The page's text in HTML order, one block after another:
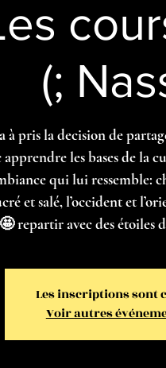
les bases de la
et salé, l’occident et
repartir avec des étoiles
Les inscriptions sont
Voir autres